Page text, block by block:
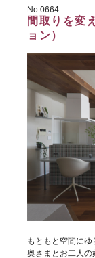
No.0664
間取りを変
ョン）
もともと空間にゆ
奥さまとお二人